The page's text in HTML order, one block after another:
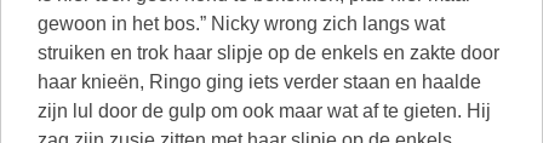
gewoon in het bos.” Nicky wrong zich langs wat
struiken en trok haar slipje op de enkels en zakte door
haar knieën, Ringo ging iets verder staan en haalde
zijn lul door de gulp om ook maar wat af te gieten. Hij